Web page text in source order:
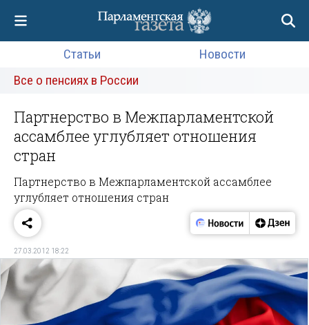
Статьи
Новости
Все о пенсиях в России
Партнерство в Межпарламентской
ассамблее углубляет отношения
стран
Партнерство в Межпарламентской ассамблее
углубляет отношения стран
27.03.2012 18:22